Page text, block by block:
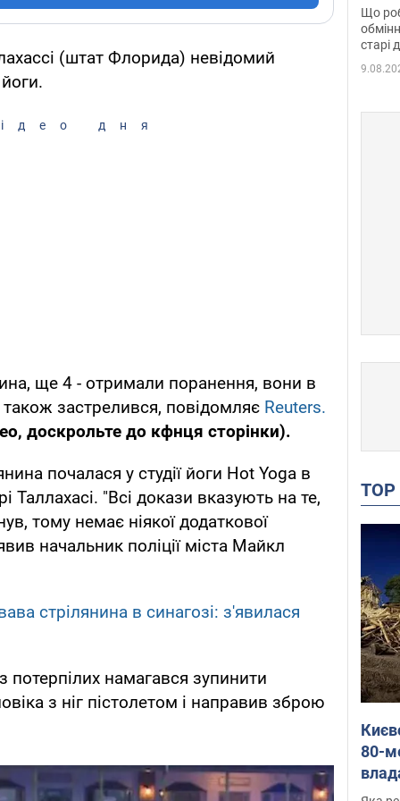
(штат Флорида) невідомий
дня
ще 4 - отримали поранення, вони в
застрелився, повідомляє Reuters.
доскрольте до кфнця сторінки).
почалася у студії йоги Hot Yoga в
Таллахасі. "Всі докази вказують на те,
тому немає ніякої додаткової
начальник поліції міста Майкл
стрілянина в синагозі: з'явилася
намагався зупинити
з ніг пістолетом і направив зброю
та
Що
старі
80-